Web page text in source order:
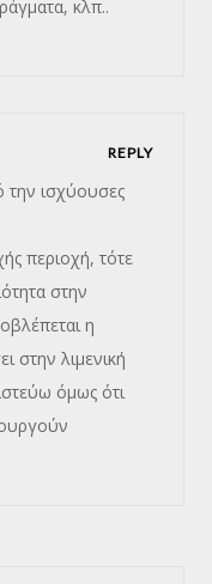
κλπ..
REPLY
την ισχύουσες
περιοχή, τότε
στην
η
στην λιμενική
όμως ότι